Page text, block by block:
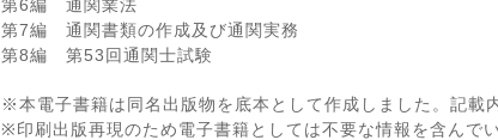
第6編 通関業法
第7編 通関書類の作成及び通関実務
第8編 第53回通関士試験
※本電子書籍は同名出版物を底本として作成しました。記載
※印刷出版再現のため電子書籍としては不要な情報を含んで